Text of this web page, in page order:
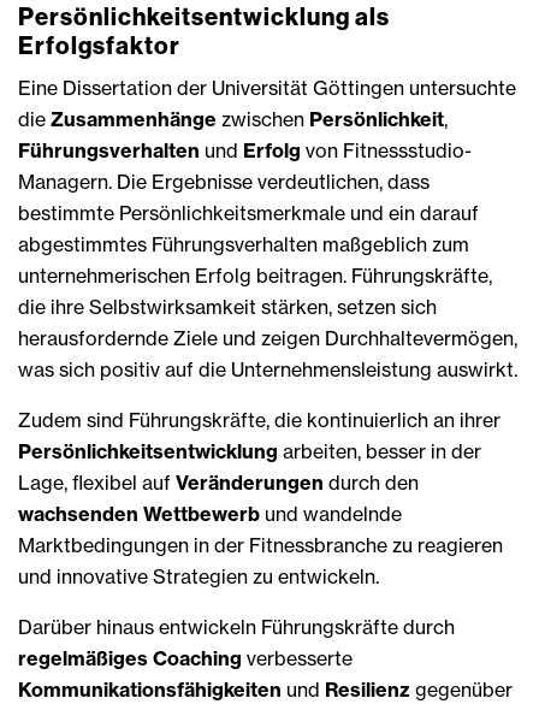
Persönlichkeitsentwicklung als
Erfolgsfaktor
Eine Dissertation der Universität Göttingen untersuchte
die Zusammenhänge zwischen Persönlichkeit,
Führungsverhalten und Erfolg von Fitnessstudio-
Managern. Die Ergebnisse verdeutlichen, dass
bestimmte Persönlichkeitsmerkmale und ein darauf
abgestimmtes Führungsverhalten maßgeblich zum
unternehmerischen Erfolg beitragen. Führungskräfte,
die ihre Selbstwirksamkeit stärken, setzen sich
herausfordernde Ziele und zeigen Durchhaltevermögen,
was sich positiv auf die Unternehmensleistung auswirkt.
Zudem sind Führungskräfte, die kontinuierlich an ihrer
Persönlichkeitsentwicklung arbeiten, besser in der
Lage, flexibel auf Veränderungen durch den
wachsenden Wettbewerb und wandelnde
Marktbedingungen in der Fitnessbranche zu reagieren
und innovative Strategien zu entwickeln.
Darüber hinaus entwickeln Führungskräfte durch
regelmäßiges Coaching verbesserte
Kommunikationsfähigkeiten und Resilienz gegenüber